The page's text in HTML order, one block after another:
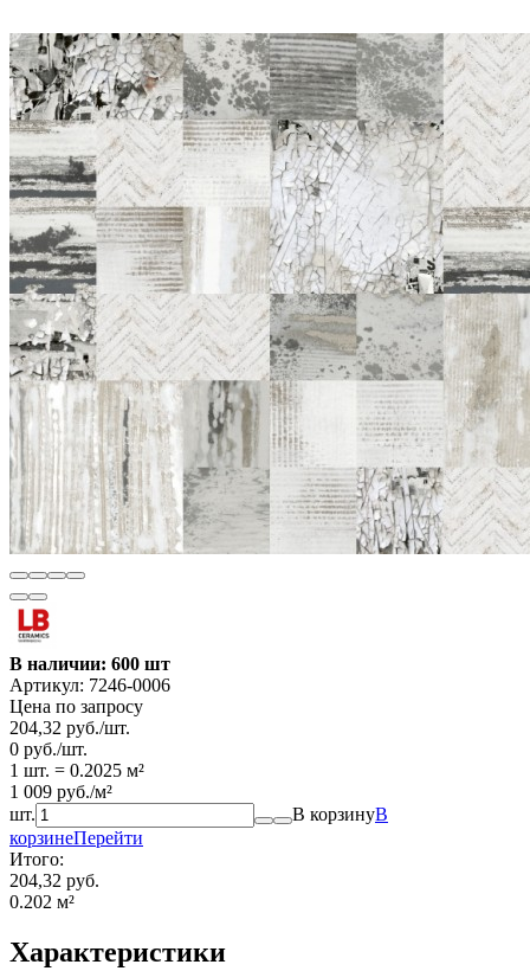
В наличии: 600 шт
Артикул: 7246-0006
Цена по запросу
204,32 руб./шт.
0 руб./шт.
1 шт. = 0.2025 м²
1 009 руб./м²
шт.
В корзинуВ
корзинеПерейти
Итого:
204,32 руб.
0.202 м²
Характеристики